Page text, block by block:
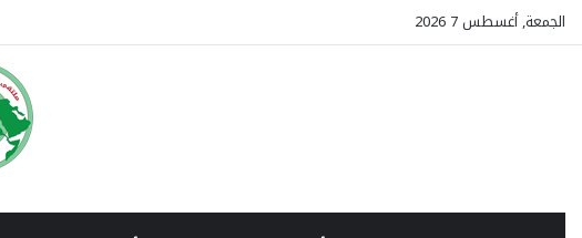
الجمعة, أغسطس 7 2026